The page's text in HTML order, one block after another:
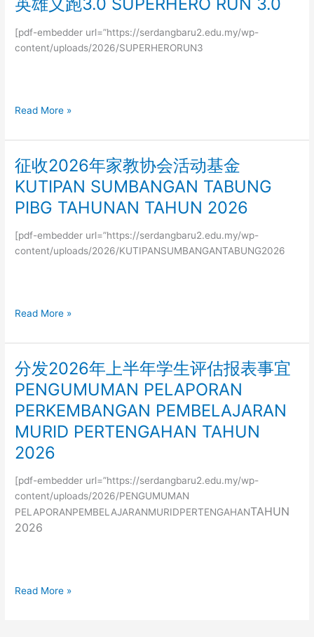
英雄义跑3.0 SUPERHERO RUN 3.0
[pdf-embedder url=”https://serdangbaru2.edu.my/wp-
content/uploads/2026/SUPERHERORUN3
雄
义
跑
3.0
Read More »
征收2026年家教协会活动基金
KUTIPAN SUMBANGAN TABUNG
PIBG TAHUNAN TAHUN 2026
[pdf-embedder url=”https://serdangbaru2.edu.my/wp-
content/uploads/2026/KUTIPANSUMBANGANTABUNG2026
征
收
2026
年
教
协
基
KUTIPAN
SUMBANGAN
TABUNG
PIBG
TAHUNAN
TAHUN
2026
Read More »
分发2026年上半年学生评估报表事宜
PENGUMUMAN PELAPORAN
PERKEMBANGAN PEMBELAJARAN
MURID PERTENGAHAN TAHUN
2026
[pdf-embedder url=”https://serdangbaru2.edu.my/wp-
content/uploads/2026/PENGUMUMAN
PELAPORANPEMBELAJARANMURIDPERTENGAHANTAHUN
2026
分
发
2026
年
上
年
生
报
PENGUMUMAN
Read More »